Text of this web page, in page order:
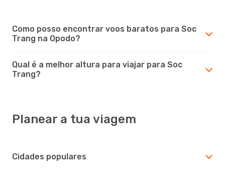
Como posso encontrar voos baratos para Soc
Trang na Opodo?
Qual é a melhor altura para viajar para Soc
Trang?
Planear a tua viagem
Cidades populares